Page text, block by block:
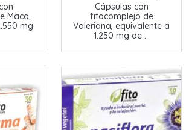
Maca,
mg
Cápsulas con
fitocomplejo de
Valeriana, equivalente a
1.250 mg de ...